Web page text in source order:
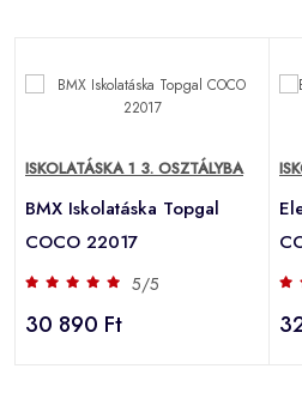
ISKOLATÁSKA 1 3. OSZTÁLYBA
BMX Iskolatáska Topgal
COCO 22017
5/5
30 890 Ft